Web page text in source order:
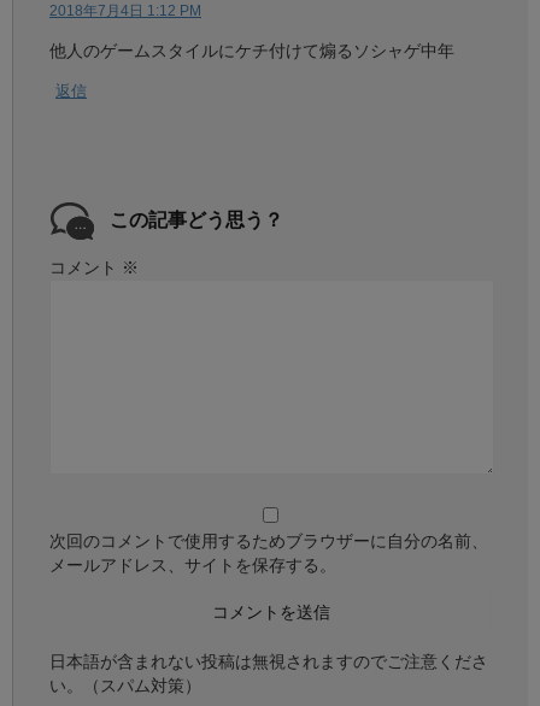
2018年7月4日 1:12 PM
他人のゲームスタイルにケチ付けて煽るソシャゲ中年
返信
この記事どう思う？
コメント ※
次回のコメントで使用するためブラウザーに自分の名前、
メールアドレス、サイトを保存する。
日本語が含まれない投稿は無視されますのでご注意くださ
い。（スパム対策）